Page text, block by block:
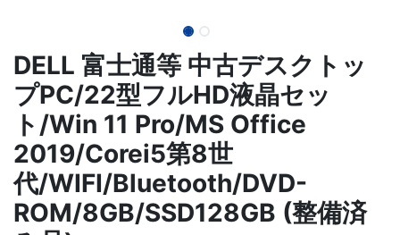
DELL 富士通等 中古デスクトッ
プPC/22型フルHD液晶セッ
ト/Win 11 Pro/MS Office
2019/Corei5第8世
代/WIFI/Bluetooth/DVD-
ROM/8GB/SSD128GB (整備済